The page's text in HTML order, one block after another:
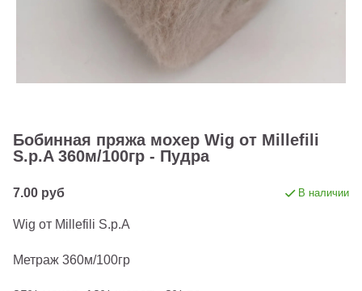
Бобинная пряжа мохер Wig от Millefili
S.p.A 360м/100гр - Пудра
7.00 руб В наличии
Wig от Millefili S.p.A
Метраж 360м/100гр